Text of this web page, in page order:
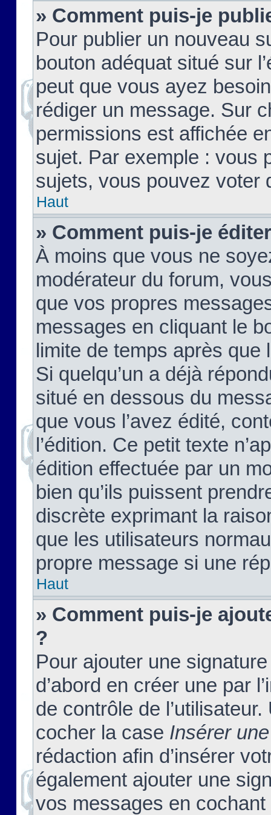
» Comment puis-je
Pour publier un nouveau
bouton adéquat situé sur
peut que vous ayez
rédiger un message. Sur
permissions est affichée
sujet. Par exemple : vous
sujets, vous pouvez voter
Haut
» Comment puis-je
À moins que vous ne
modérateur du forum,
que vos propres
messages en cliquant le
limite de temps après que
Si quelqu’un a déjà
situé en dessous du
que vous l’avez édité,
l’édition. Ce petit texte
édition effectuée par un
bien qu’ils puissent
discrète exprimant la
que les utilisateurs
propre message si une
Haut
» Comment puis-je
?
Pour ajouter une
d’abord en créer une par
de contrôle de
cocher la case Insérer
rédaction afin d’insérer
également ajouter une
vos messages en